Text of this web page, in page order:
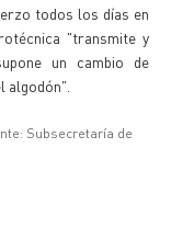
todos los días en
"transmite y
un cambio de
algodón".
Subsecretaría de